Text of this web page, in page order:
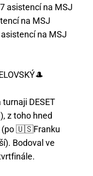
asistencí na MSJ
na MSJ
na MSJ
DESET
z toho hned
(po 🇺🇸Franku
Bodoval ve